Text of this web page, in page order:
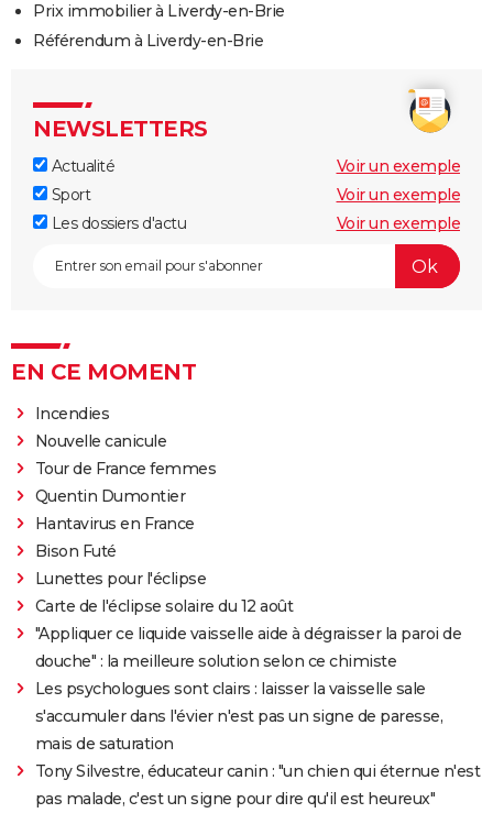
Prix immobilier à Liverdy-en-Brie
Référendum à Liverdy-en-Brie
NEWSLETTERS
Actualité
Voir un exemple
Sport
Voir un exemple
Les dossiers d'actu
Voir un exemple
EN CE MOMENT
Incendies
Nouvelle canicule
Tour de France femmes
Quentin Dumontier
Hantavirus en France
Bison Futé
Lunettes pour l'éclipse
Carte de l'éclipse solaire du 12 août
"Appliquer ce liquide vaisselle aide à dégraisser la paroi de
douche" : la meilleure solution selon ce chimiste
Les psychologues sont clairs : laisser la vaisselle sale
s'accumuler dans l'évier n'est pas un signe de paresse,
mais de saturation
Tony Silvestre, éducateur canin : "un chien qui éternue n'est
pas malade, c'est un signe pour dire qu'il est heureux"